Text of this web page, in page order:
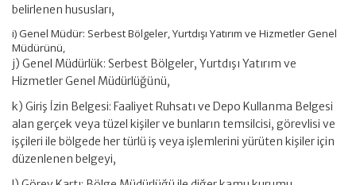
belirlenen hususları,
i) Genel Müdür: Serbest Bölgeler, Yurtdışı Yatırım ve Hizmetler Genel
Müdürünü,
j) Genel Müdürlük: Serbest Bölgeler, Yurtdışı Yatırım ve
Hizmetler Genel Müdürlüğünü,
k) Giriş İzin Belgesi: Faaliyet Ruhsatı ve Depo Kullanma Belgesi
alan gerçek veya tüzel kişiler ve bunların temsilcisi, görevlisi ve
işçileri ile bölgede her türlü iş veya işlemlerini yürüten kişiler için
düzenlenen belgeyi,